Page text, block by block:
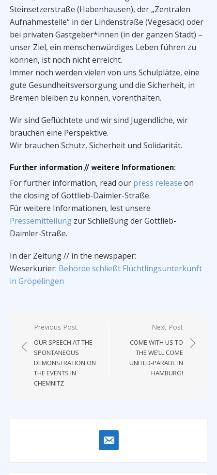
Steinsetzerstraße (Habenhausen), der „Zentralen
Aufnahmestelle“ in der Lindenstraße (Vegesack) oder
bei privaten Gastgeber*innen (in der ganzen Stadt) –
unser Ziel, ein menschenwürdiges Leben führen zu
können, ist noch nicht erreicht.
Immer noch werden vielen von uns Schulplätze, eine
gute Gesundheitsversorgung und die Sicherheit, in
Bremen bleiben zu können, vorenthalten.
Wir sind Geflüchtete und wir sind Jugendliche, wir
brauchen eine Perspektive.
Wir brauchen Schutz, Sicherheit und Solidarität.
Further information // weitere Informationen:
For further information, read our press release on
the closing of Gottlieb-Daimler-Straße.
Für weitere Informationen, lest unsere
Pressemitteilung zur Schließung der Gottlieb-
Daimler-Straße.
In der Zeitung // in the newspaper:
Weserkurier: Behörde schließt Flüchtlingsunterkunft
in Gröpelingen
Post
navigation
Previous Post
OUR SPEECH AT THE
SPONTANEOUS
DEMONSTRATION ON
THE EVENTS IN
CHEMNITZ
Next Post
COME WITH US TO
THE WE’LL COME
UNITED-PARADE IN
HAMBURG!
email-
alt